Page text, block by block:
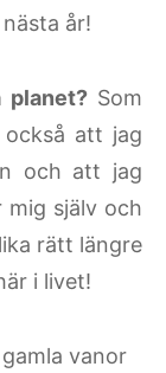
år!
planet? Som
att jag
och att jag
mig själv och
rätt längre
i livet!
vanor